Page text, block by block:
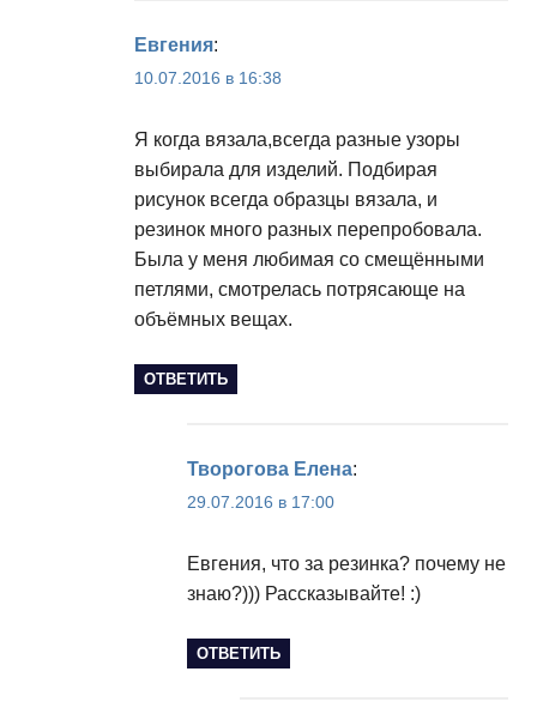
Евгения:
10.07.2016 в 16:38
Я когда вязала,всегда разные узоры
выбирала для изделий. Подбирая
рисунок всегда образцы вязала, и
резинок много разных перепробовала.
Была у меня любимая со смещёнными
петлями, смотрелась потрясающе на
объёмных вещах.
ОТВЕТИТЬ
Творогова Елена:
29.07.2016 в 17:00
Евгения, что за резинка? почему не
знаю?))) Рассказывайте! :)
ОТВЕТИТЬ